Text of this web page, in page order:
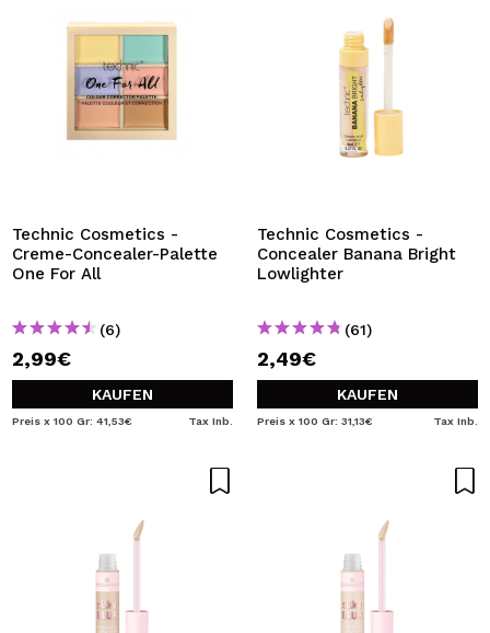
Technic Cosmetics -
Creme-Concealer-Palette
One For All
(6)
2,99€
KAUFEN
Preis x 100 Gr: 41,53€ Tax Inb.
Technic Cosmetics -
Concealer Banana Bright
Lowlighter
(61)
2,49€
KAUFEN
Preis x 100 Gr: 31,13€ Tax Inb.